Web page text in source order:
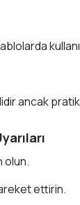
ancak
olun.
ettirin.